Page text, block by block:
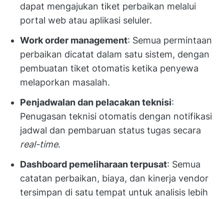
dapat mengajukan tiket perbaikan melalui
portal web atau aplikasi seluler.
Work order management: Semua permintaan
perbaikan dicatat dalam satu sistem, dengan
pembuatan tiket otomatis ketika penyewa
melaporkan masalah.
Penjadwalan dan pelacakan teknisi:
Penugasan teknisi otomatis dengan notifikasi
jadwal dan pembaruan status tugas secara
real-time.
Dashboard pemeliharaan terpusat: Semua
catatan perbaikan, biaya, dan kinerja vendor
tersimpan di satu tempat untuk analisis lebih